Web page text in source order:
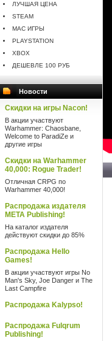
ЛУЧШАЯ ЦЕНА
STEAM
MAC ИГРЫ
PLAYSTATION
XBOX
ДЕШЕВЛЕ 100 РУБ
Новости
Скидки на игры Nacon!
В акции участвуют
Warhammer: Chaosbane,
Welcome to ParadiZe и
другие игры
Скидки на Warhammer
40,000: Rogue Trader!
Отличная CRPG по
Warhammer 40,000!
Распродажа издателя
META Publishing!
На каталог издателя
действуют скидки до 85%
Распродажа Hello
Games!
В акции участвуют игры No
Man's Sky, Joe Danger и The
Last Campfire
Распродажа Kalypso!
Распродажа Fulqrum
Publishing!